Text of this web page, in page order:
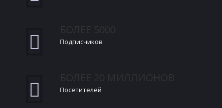
Подписчиков
Посетителей